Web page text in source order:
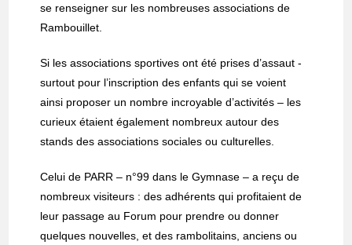
se renseigner sur les nombreuses associations de
Rambouillet.
Si les associations sportives ont été prises d’assaut -
surtout pour l’inscription des enfants qui se voient
ainsi proposer un nombre incroyable d’activités – les
curieux étaient également nombreux autour des
stands des associations sociales ou culturelles.
Celui de PARR – n°99 dans le Gymnase – a reçu de
nombreux visiteurs : des adhérents qui profitaient de
leur passage au Forum pour prendre ou donner
quelques nouvelles, et des rambolitains, anciens ou